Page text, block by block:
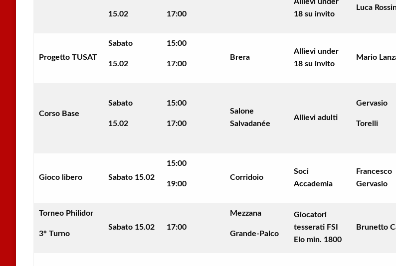
15.02 17:00
18 su invito
Luca
Progetto TUSAT
Sabato
15.02
15:00
17:00
Brera
Allievi under
18 su invito
Mario
Corso Base
Sabato
15.02
15:00
17:00
Salone
Salvadanée
Allievi adulti
Gervasio
Torelli
Gioco libero Sabato 15.02
15:00
19:00
Corridoio
Soci
Accademia
Francesco
Gervasio
Torneo Philidor
3° Turno
Sabato 15.02 17:00
Mezzana
Grande-Palco
Giocatori
tesserati FSI
Elo min. 1800
Brunetto